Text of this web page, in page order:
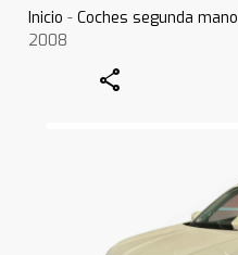
Inicio -Coches segunda mano
2008
Share